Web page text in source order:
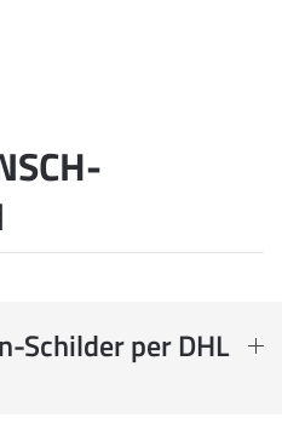
Schilder per DHL